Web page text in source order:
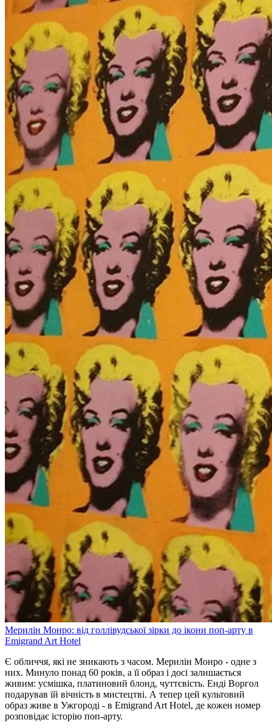
Мерилін Монро: від голлівудської зірки до ікони поп-арту в
Emigrand Art Hotel
Є обличчя, які не зникають з часом. Мерилін Монро - одне з
них. Минуло понад 60 років, а її образ і досі залишається
живим: усмішка, платиновий блонд, чуттєвість. Енді Воргол
подарував їй вічність в мистецтві. А тепер цей культовий
образ живе в Ужгороді - в Emigrand Art Hotel, де кожен номер
розповідає історію поп-арту.